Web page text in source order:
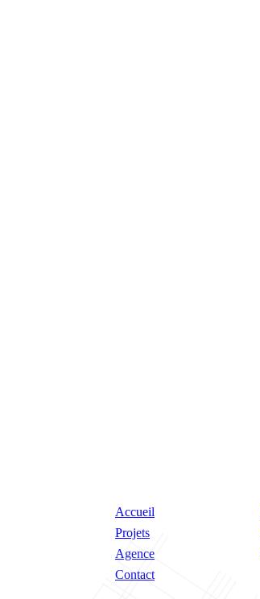
Accueil
Projets
Agence
Contact